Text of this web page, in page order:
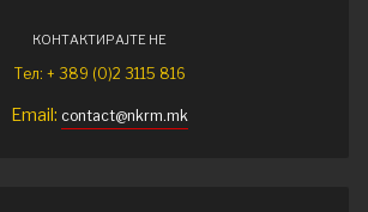
КОНТАКТИРАЈТЕ НЕ
Тел: + 389 (0)2 3115 816
Email: contact@nkrm.mk